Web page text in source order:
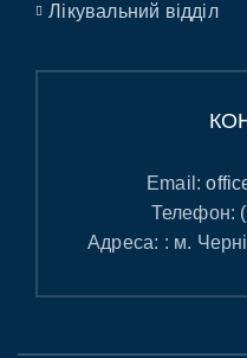
Лікувальний відділ
Email:
Телефон:
Адреса: : м.